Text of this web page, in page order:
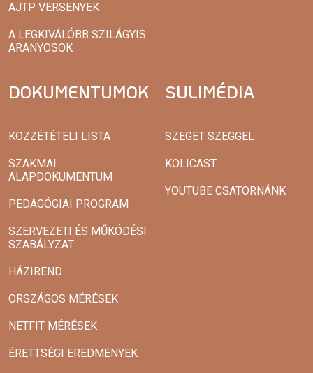
AJTP VERSENYEK
A LEGKIVÁLÓBB SZILÁGYIS
ARANYOSOK
DOKUMENTUMOK
KÖZZÉTÉTELI LISTA
SZAKMAI
ALAPDOKUMENTUM
PEDAGÓGIAI PROGRAM
SZERVEZETI ÉS MŰKÖDÉSI
SZABÁLYZAT
HÁZIREND
ORSZÁGOS MÉRÉSEK
NETFIT MÉRÉSEK
ÉRETTSÉGI EREDMÉNYEK
SULIMÉDIA
SZEGET SZEGGEL
KOLICAST
YOUTUBE CSATORNÁNK